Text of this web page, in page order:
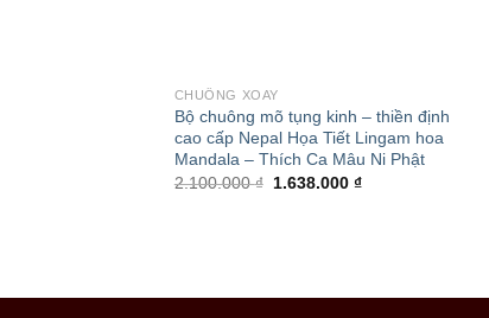
CHUÔNG XOAY
Bộ chuông mõ tụng kinh – thiền định
cao cấp Nepal Họa Tiết Lingam hoa
Mandala – Thích Ca Mâu Ni Phật
2.100.000₫ 1.638.000₫